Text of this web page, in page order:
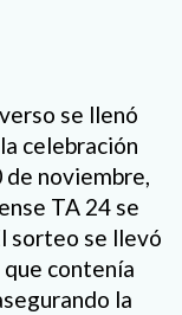
se llenó
celebración
de noviembre,
TA 24 se
sorteo se llevó
contenía
la